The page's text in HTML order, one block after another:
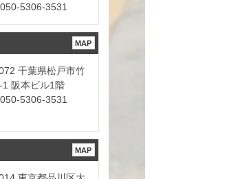
050-5306-3531
MAP
千葉県松戸市竹
1 阪本ビル1階
050-5306-3531
MAP